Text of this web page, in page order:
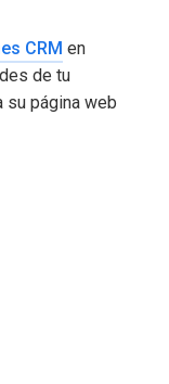
CRM en
de tu
página web